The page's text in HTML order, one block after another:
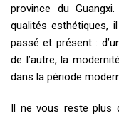
province du
qualités esthétiques,
passé et présent :
de l’autre, la
dans la période
Il ne vous reste plus